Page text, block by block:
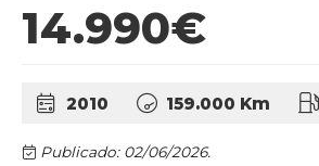
14.990€
2010 159.000 Km
Publicado: 02/06/2026.